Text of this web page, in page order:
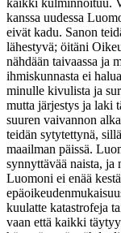
kanssa uudessa
eivät kadu. Sanon
lähestyvä; öitäni
nähdään taivaassa ja
ihmiskunnasta ei
minulle kivulista ja
mutta järjestys ja laki
suuren vaivannon
teidän sytytettynä,
maailman päissä.
synnyttävää naista, ja
Luomoni ei enää
kuulatte katastrofeja
vaan että kaikki